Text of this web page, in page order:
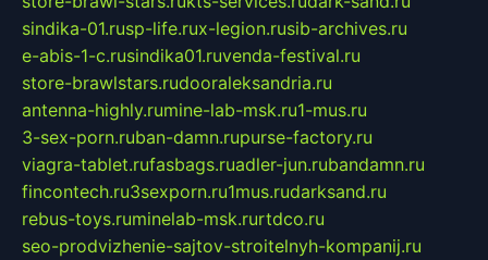
sindika-01.rusp-life.rux-legion.rusib-archives.ru
e-abis-1-c.rusindika01.ruvenda-festival.ru
store-brawlstars.rudooraleksandria.ru
antenna-highly.rumine-lab-msk.ru1-mus.ru
3-sex-porn.ruban-damn.rupurse-factory.ru
viagra-tablet.rufasbags.ruadler-jun.rubandamn.ru
fincontech.ru3sexporn.ru1mus.rudarksand.ru
rebus-toys.ruminelab-msk.rurtdco.ru
seo-prodvizhenie-sajtov-stroitelnyh-kompanij.ru